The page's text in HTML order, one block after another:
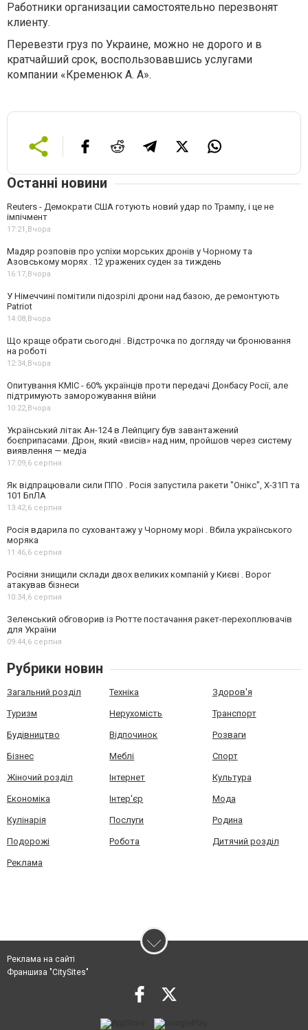
Работники организации самостоятельно перезвонят
клиенту.
Перевезти груз по Украине, можно не дорого и в
кратчайший срок, воспользовавшись услугами
компании «Кременюк А. А».
Останні новини
Reuters - Демократи США готують новий удар по Трампу, і це не
імпічмент
17:21,Вчора
Мадяр розповів про успіхи морських дронів у Чорному та
Азовському морях . 12 уражених суден за тиждень
16:17,Вчора
У Німеччині помітили підозрілі дрони над базою, де ремонтують
Patriot
14:08,Вчора
Що краще обрати сьогодні . Відстрочка по догляду чи бронювання
на роботі
12:34,Вчора
Опитування КМІС - 60% українців проти передачі Донбасу Росії, але
підтримують заморожування війни
10:22,Вчора
Український літак Ан-124 в Лейпцигу був завантажений
боєприпасами. Дрон, який «висів» над ним, пройшов через систему
виявлення — медіа
17:09,6 серпня
Як відпрацювали сили ППО . Росія запустила ракети "Онікс", Х-31П та
101 БпЛА
13:42,6 серпня
Росія вдарила по суховантажу у Чорному морі . Вбила українського
моряка
11:46,6 серпня
Росіяни знищили склади двох великих компаній у Києві . Ворог
атакував бізнеси
10:34,6 серпня
Зеленський обговорив із Рютте постачання ракет-перехоплювачів
для України
09:44,6 серпня
Рубрики новин
Загальний розділ Техніка Здоров'я
Туризм Нерухомість Транспорт
Будівництво Відпочинок Розваги
Бізнес Меблі Спорт
Жіночий розділ Інтернет Культура
Економіка Інтер'єр Мода
Кулінарія Послуги Родина
Подорожі Робота Дитячий розділ
Реклама
Реклама на сайті
Франшиза "CitySites"